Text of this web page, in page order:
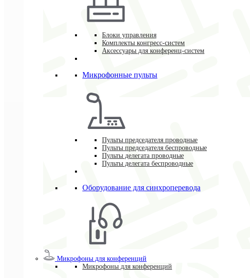
Блоки управления
Комплекты конгресс-систем
Аксессуары для конференц-систем
Микрофонные пульты
Пульты председателя проводные
Пульты председателя беспроводные
Пульты делегата проводные
Пульты делегата беспроводные
Оборудование для синхроперевода
Микрофоны для конференций
Микрофоны для конференций